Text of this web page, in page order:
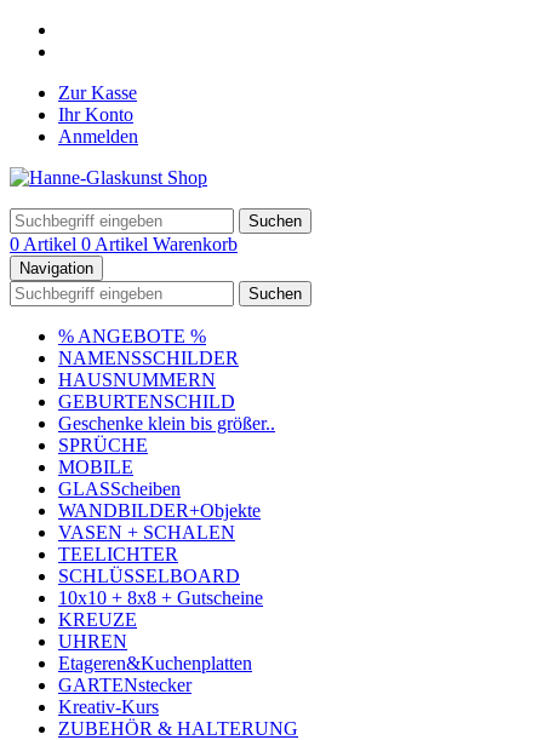
Zur Kasse
Ihr Konto
Anmelden
Suchen
0 Artikel 0 Artikel Warenkorb
Navigation
Suchen
% ANGEBOTE %
NAMENSSCHILDER
HAUSNUMMERN
GEBURTENSCHILD
Geschenke klein bis größer..
SPRÜCHE
MOBILE
GLASScheiben
WANDBILDER+Objekte
VASEN + SCHALEN
TEELICHTER
SCHLÜSSELBOARD
10x10 + 8x8 + Gutscheine
KREUZE
UHREN
Etageren&Kuchenplatten
GARTENstecker
Kreativ-Kurs
ZUBEHÖR & HALTERUNG